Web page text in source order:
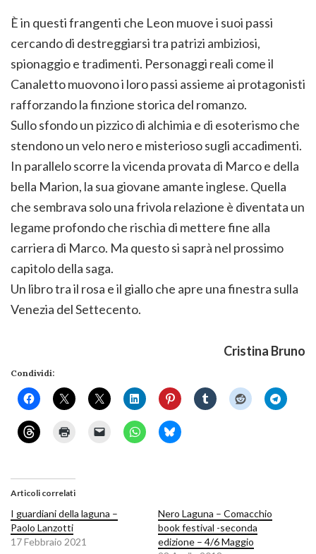
È in questi frangenti che Leon muove i suoi passi
cercando di destreggiarsi tra patrizi ambiziosi,
spionaggio e tradimenti. Personaggi reali come il
Canaletto muovono i loro passi assieme ai protagonisti
rafforzando la finzione storica del romanzo.
Sullo sfondo un pizzico di alchimia e di esoterismo che
stendono un velo nero e misterioso sugli accadimenti.
In parallelo scorre la vicenda provata di Marco e della
bella Marion, la sua giovane amante inglese. Quella
che sembrava solo una frivola relazione è diventata un
legame profondo che rischia di mettere fine alla
carriera di Marco. Ma questo si saprà nel prossimo
capitolo della saga.
Un libro tra il rosa e il giallo che apre una finestra sulla
Venezia del Settecento.
Cristina Bruno
Condividi:
Articoli correlati
I guardiani della laguna –
Paolo Lanzotti
17 Febbraio 2021
Nero Laguna – Comacchio
book festival -seconda
edizione – 4/6 Maggio